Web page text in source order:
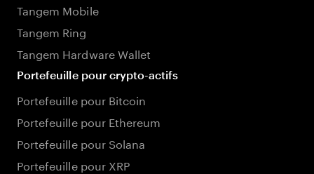
Tangem Mobile
Tangem Ring
Tangem Hardware Wallet
Portefeuille pour crypto-actifs
Portefeuille pour Bitcoin
Portefeuille pour Ethereum
Portefeuille pour Solana
Portefeuille pour XRP